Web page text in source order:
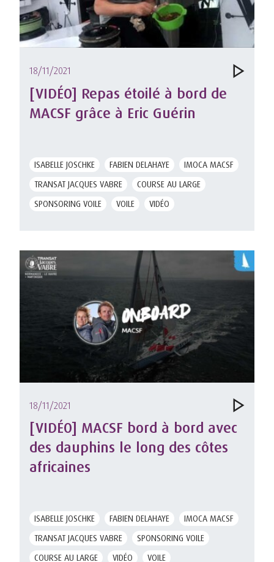
18/11/2021
[VIDÉO] Repas étoilé à bord de
MACSF grâce à Eric Guérin
ISABELLE JOSCHKE FABIEN DELAHAYE
IMOCA MACSF
TRANSAT JACQUES VABRE
COURSE AU LARGE
SPONSORING VOILE
VOILE VIDÉO
18/11/2021
[VIDÉO] MACSF bord à bord avec
des dauphins le long des côtes
africaines
ISABELLE JOSCHKE FABIEN DELAHAYE
IMOCA MACSF
TRANSAT JACQUES VABRE
SPONSORING VOILE
COURSE AU LARGE
VIDÉO VOILE